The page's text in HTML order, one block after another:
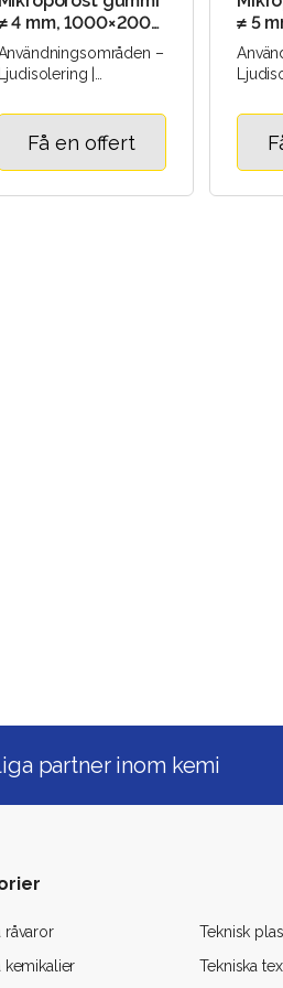
4 mm, 1000×2000
mm
–
Ljudisolering |
|
Tätning |..
Få en offert
≠ 5
mm
partner inom kemi
råvaror
kemikalier
Teknisk
Tekniska